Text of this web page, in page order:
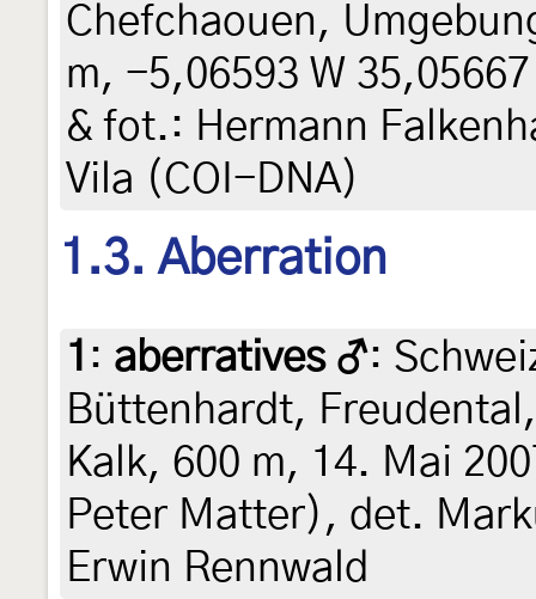
Chefchaouen,
m, -5,06593 W
& fot.: Hermann
Vila (COI-DNA)
1.3. Aberration
1 : aberratives ♂:
Büttenhardt,
Kalk, 600 m, 14. Mai
Peter Matter), det.
Erwin Rennwald